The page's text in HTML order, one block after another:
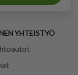
YHTEISTYÖ